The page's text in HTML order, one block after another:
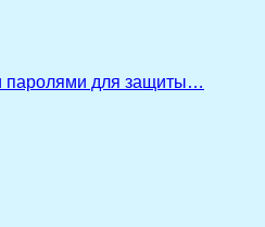
паролями для защиты…